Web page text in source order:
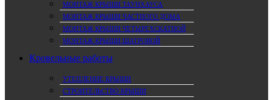
МОНТАЖ КРЫШИ ТАУНХАУСА
МОНТАЖ КРЫШИ ЧАСТНОГО ДОМА
МОНТАЖ КРЫШИ ЧЕТЫРЕХСКАТНОЙ
МОНТАЖ КРЫШИ ШАТРОВОЙ
Кровельные работы
УТЕПЛЕНИЕ КРЫШИ
СТРОИТЕЛЬСТВО КРЫШИ